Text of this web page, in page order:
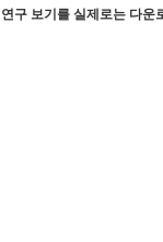
구 보기를 실제로는 다운